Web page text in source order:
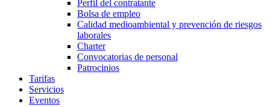
Perfil del contratante
Bolsa de empleo
Calidad medioambiental y prevención de riesgos
laborales
Charter
Convocatorias de personal
Patrocinios
Tarifas
Servicios
Eventos